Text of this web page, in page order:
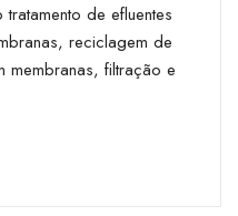
de efluentes
reciclagem de
membranas, filtração e